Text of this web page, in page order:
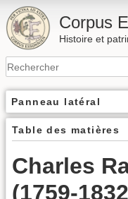
Corpus
Histoire et
Panneau latéral
Table des matières
Charles
(1759-